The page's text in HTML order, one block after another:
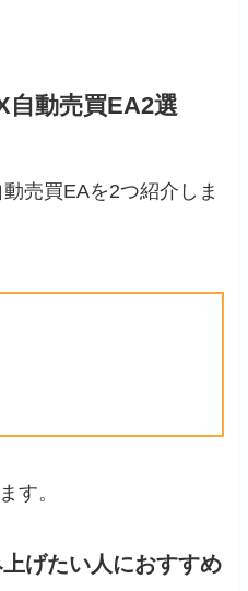
自動売買EA2選
売買EAを2つ紹介しま
す。
げたい人におすすめ